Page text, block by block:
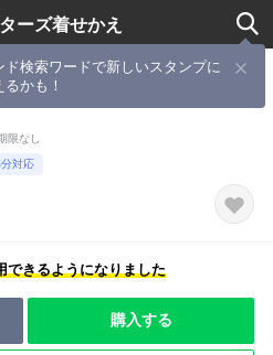
ーズ着せかえ
ド検索ワードで新しいスタンプに
るかも！
限なし
対応
できるようになりました
購入する